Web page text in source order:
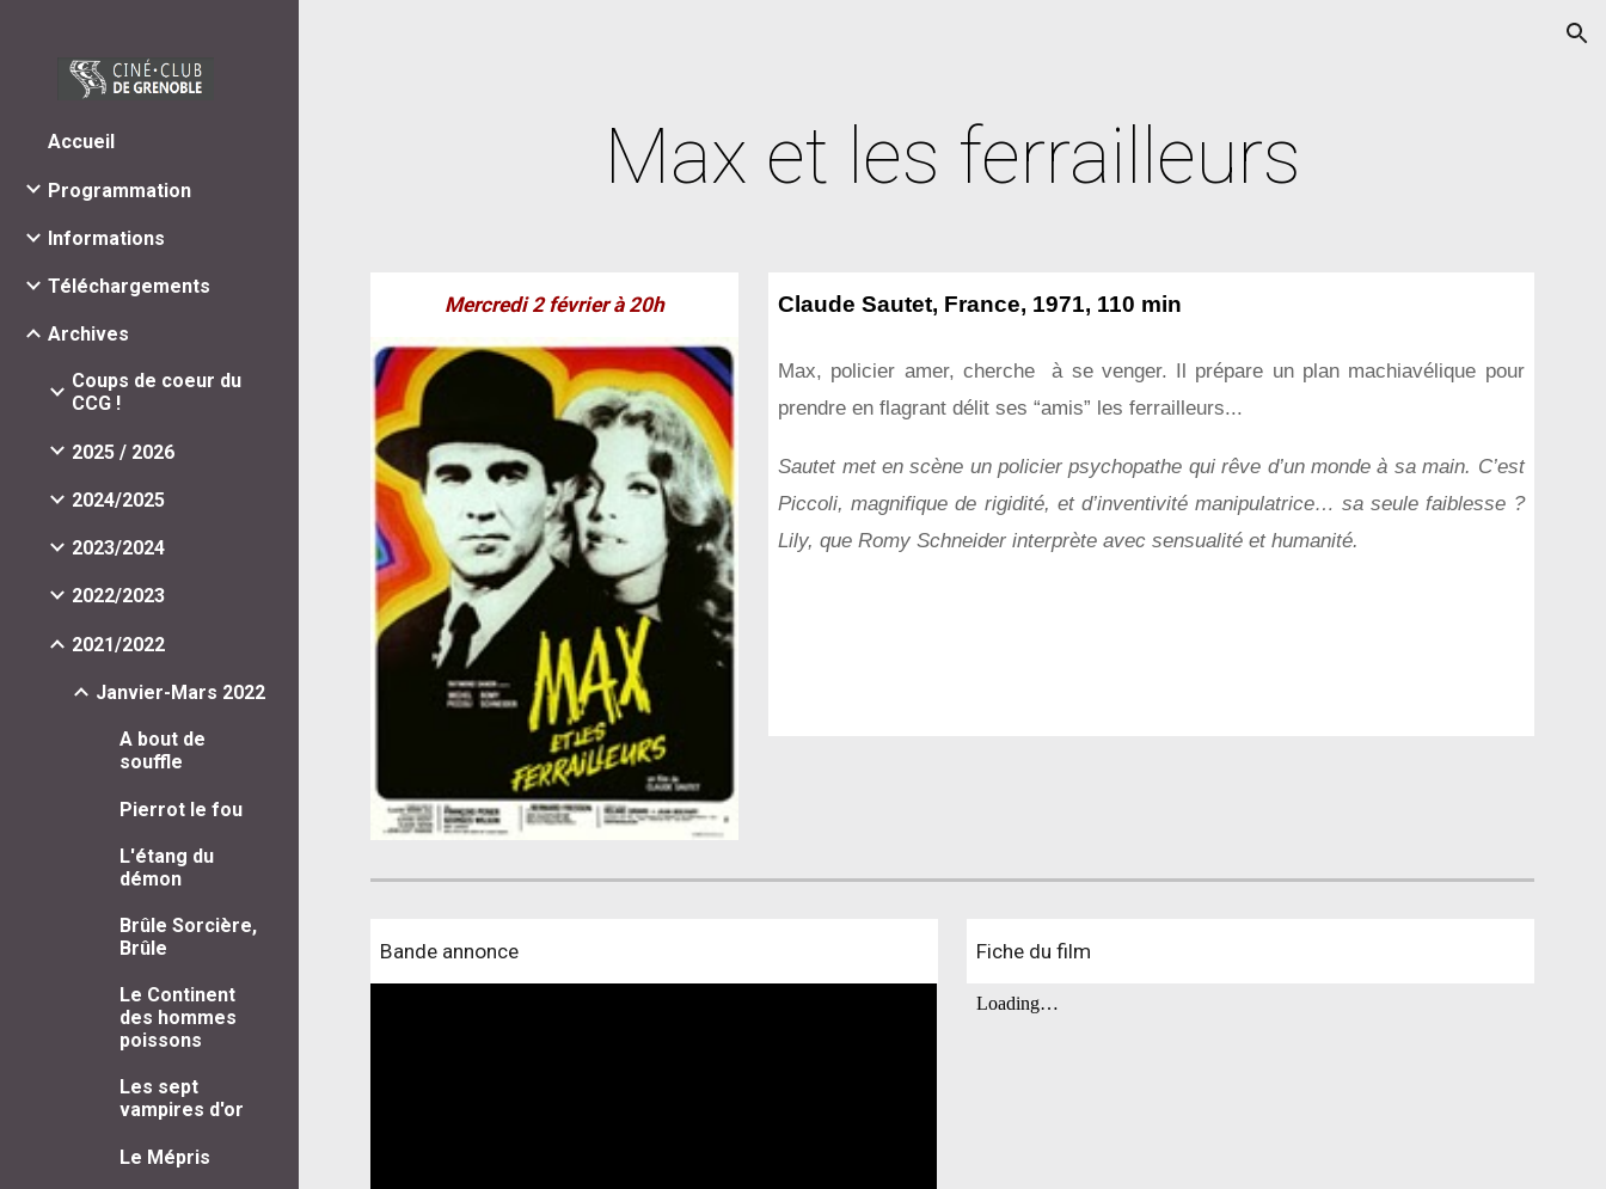
Accueil
Programmation
Informations
Téléchargements
Archives
Coups de coeur du
CCG !
2025 / 2026
2024/2025
2023/2024
2022/2023
2021/2022
Janvier-Mars 2022
A bout de
souffle
Pierrot le fou
L'étang du
démon
Brûle Sorcière,
Brûle
Le Continent
des hommes
poissons
Les sept
vampires d'or
Le Mépris
Max et les ferrailleurs
Mercredi2 févrierà 20h Claude Sautet, France, 1971, 110 min
Max, policier amer, cherche à se venger. Il prépare un plan machiavélique pour
prendre en flagrant délit ses “amis” les ferrailleurs...
Sautet met en scène un policier psychopathe qui rêve d’un monde à sa main. C’est
Piccoli, magnifique de rigidité, et d’inventivité manipulatrice… sa seule faiblesse ?
Lily, que Romy Schneider interprète avec sensualité et humanité.
Bande annonce Fiche du film